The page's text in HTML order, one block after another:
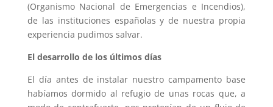
(Organismo Nacional de Emergencias e Incendios),
de las instituciones españolas y de nuestra propia
experiencia pudimos salvar.
El desarrollo de los últimos días
El día antes de instalar nuestro campamento base
habíamos dormido al refugio de unas rocas que, a